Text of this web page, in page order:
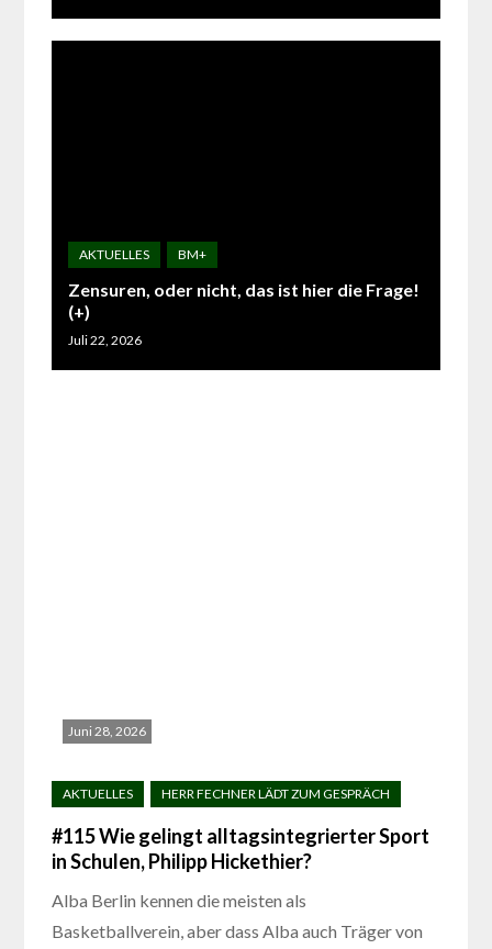
Zensuren, oder nicht, das ist hier die Frage!
(+)
Juli 22, 2026
Juni 28, 2026
#115 Wie gelingt alltagsintegrierter Sport
in Schulen, Philipp Hickethier?
Alba Berlin kennen die meisten als
Basketballverein, aber dass Alba auch Träger von